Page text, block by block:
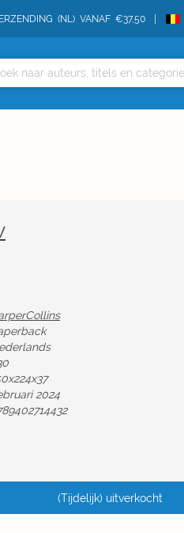
(NL) VANAF €37,50
2024
(Tijdelijk) uitverkocht